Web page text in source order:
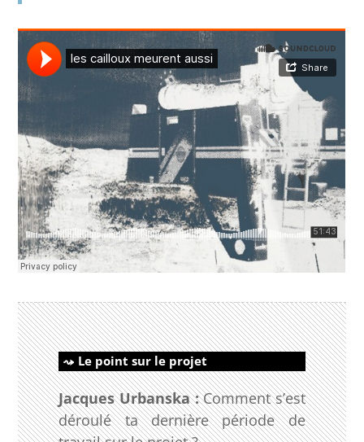
Le point sur le projet
Jacques Urbanska :Comment s’est
déroulé ta dernière période de